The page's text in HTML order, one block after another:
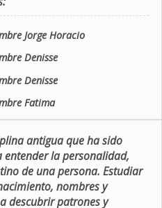
Jorge Horacio
Denisse
Denisse
Fatima
antigua que ha sido
la personalidad,
de una persona. Estudiar
nombres y
descubrir patrones y